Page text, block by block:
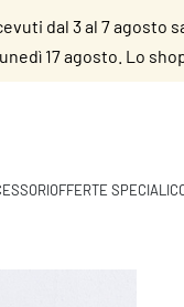
dal 3 al 7
17 agosto. Lo
OFFERTE SPECIALI